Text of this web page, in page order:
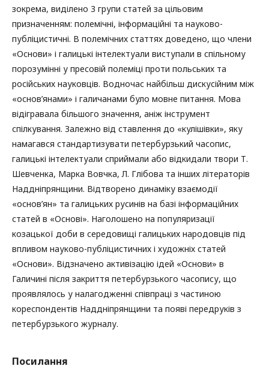
зокрема, виділено 3 групи статей за цільовим
призначенням: полемічні, інформаційні та науково-
публіцистичні. В полемічних статтях доведено, що члени
«Основи» і галицькі інтелектуали виступали в спільному
порозумінні у пресовій полеміці проти польських та
російських науковців. Водночас найбільш дискусійним між
«основ’янами» і галичанами було мовне питання. Мова
відігравала більшого значення, аніж інструмент
спілкування. Залежно від ставлення до «кулішівки», яку
намагався стандартизувати петербурзький часопис,
галицькі інтелектуали сприймали або відкидали твори Т.
Шевченка, Марка Вовчка, Л. Глібова та інших літераторів
Наддніпрянщини. Відтворено динаміку взаємодії
«основ’ян» та галицьких русинів на базі інформаційних
статей в «Основі». Наголошено на популяризації
козацької доби в середовищі галицьких народовців під
впливом науково-публіцистичних і художніх статей
«Основи». Відзначено активізацію ідей «Основи» в
Галичині після закриття петербурзького часопису, що
проявлялось у налагодженні співпраці з частиною
кореспондентів Наддніпрянщини та появі передруків з
петербурзького журналу.
Посилання